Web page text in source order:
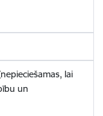
lai
un